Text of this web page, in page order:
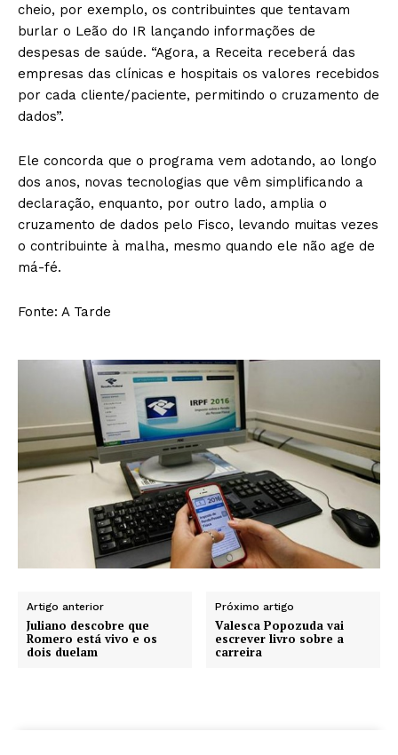
cheio, por exemplo, os contribuintes que tentavam
burlar o Leão do IR lançando informações de
despesas de saúde. “Agora, a Receita receberá das
empresas das clínicas e hospitais os valores recebidos
por cada cliente/paciente, permitindo o cruzamento de
dados”.
Ele concorda que o programa vem adotando, ao longo
dos anos, novas tecnologias que vêm simplificando a
declaração, enquanto, por outro lado, amplia o
cruzamento de dados pelo Fisco, levando muitas vezes
o contribuinte à malha, mesmo quando ele não age de
má-fé.
Fonte: A Tarde
Artigo anterior
Juliano descobre que
Romero está vivo e os
dois duelam
Próximo artigo
Valesca Popozuda vai
escrever livro sobre a
carreira